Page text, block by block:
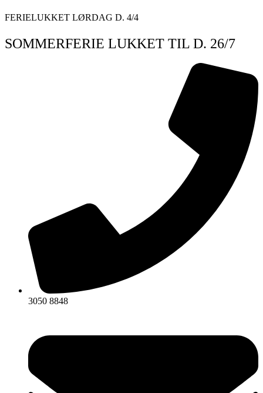
Videre
indhold
FERIELUKKET LØRDAG D. 4/4
SOMMERFERIE LUKKET TIL D. 26/7
3050 8848